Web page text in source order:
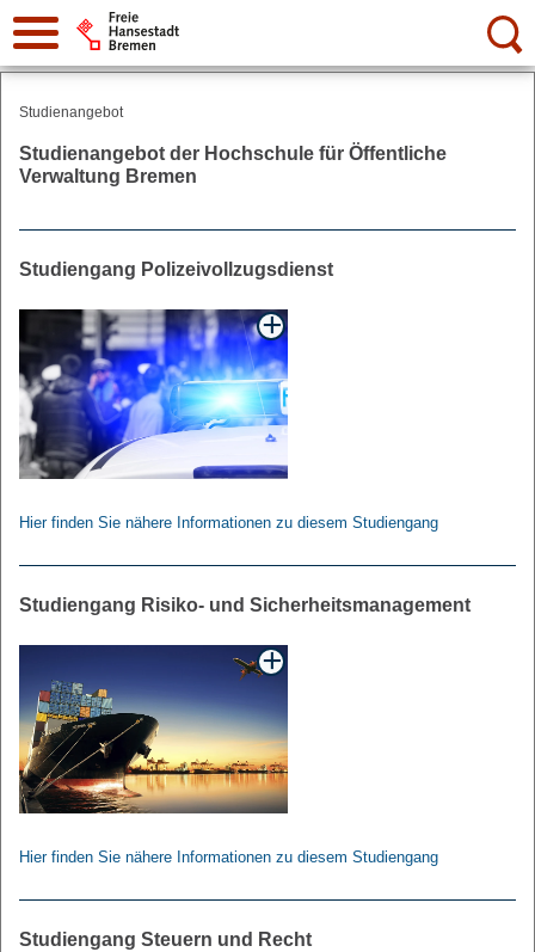
Suche:
Studienangebot
Studienangebot der Hochschule für Öffentliche
Verwaltung Bremen
Studiengang Polizeivollzugsdienst
Hier finden Sie nähere Informationen zu diesem Studiengang
Studiengang Risiko- und Sicherheitsmanagement
Hier finden Sie nähere Informationen zu diesem Studiengang
Studiengang Steuern und Recht